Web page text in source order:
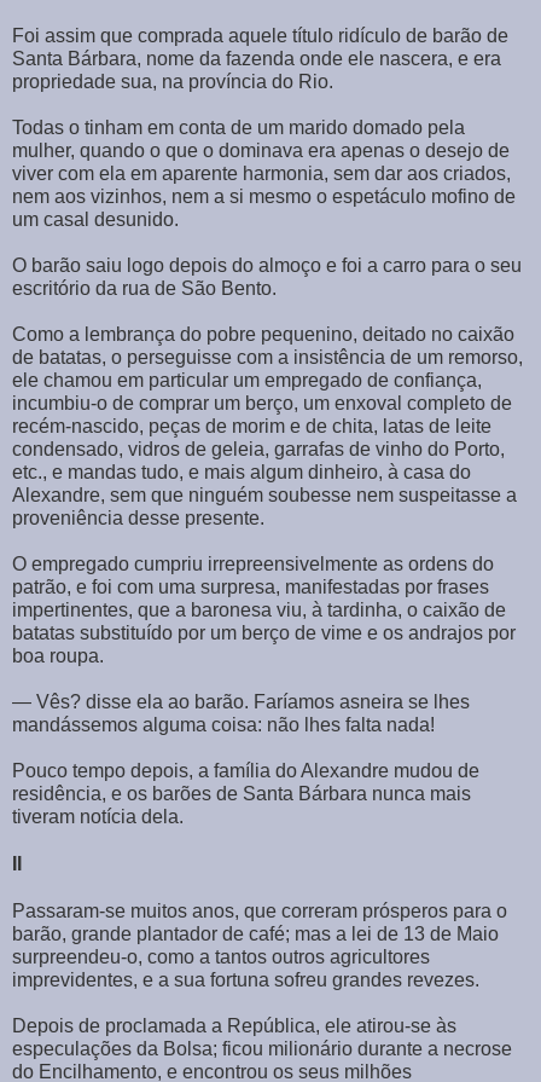
Foi assim que comprada aquele título ridículo de barão de
Santa Bárbara, nome da fazenda onde ele nascera, e era
propriedade sua, na província do Rio.
Todas o tinham em conta de um marido domado pela
mulher, quando o que o dominava era apenas o desejo de
viver com ela em aparente harmonia, sem dar aos criados,
nem aos vizinhos, nem a si mesmo o espetáculo mofino de
um casal desunido.
O barão saiu logo depois do almoço e foi a carro para o seu
escritório da rua de São Bento.
Como a lembrança do pobre pequenino, deitado no caixão
de batatas, o perseguisse com a insistência de um remorso,
ele chamou em particular um empregado de confiança,
incumbiu-o de comprar um berço, um enxoval completo de
recém-nascido, peças de morim e de chita, latas de leite
condensado, vidros de geleia, garrafas de vinho do Porto,
etc., e mandas tudo, e mais algum dinheiro, à casa do
Alexandre, sem que ninguém soubesse nem suspeitasse a
proveniência desse presente.
O empregado cumpriu irrepreensivelmente as ordens do
patrão, e foi com uma surpresa, manifestadas por frases
impertinentes, que a baronesa viu, à tardinha, o caixão de
batatas substituído por um berço de vime e os andrajos por
boa roupa.
― Vês? disse ela ao barão. Faríamos asneira se lhes
mandássemos alguma coisa: não lhes falta nada!
Pouco tempo depois, a família do Alexandre mudou de
residência, e os barões de Santa Bárbara nunca mais
tiveram notícia dela.
Passaram-se muitos anos, que correram prósperos para o
barão, grande plantador de café; mas a lei de 13 de Maio
surpreendeu-o, como a tantos outros agricultores
imprevidentes, e a sua fortuna sofreu grandes revezes.
Depois de proclamada a República, ele atirou-se às
especulações da Bolsa; ficou milionário durante a necrose
do Encilhamento, e encontrou os seus milhões